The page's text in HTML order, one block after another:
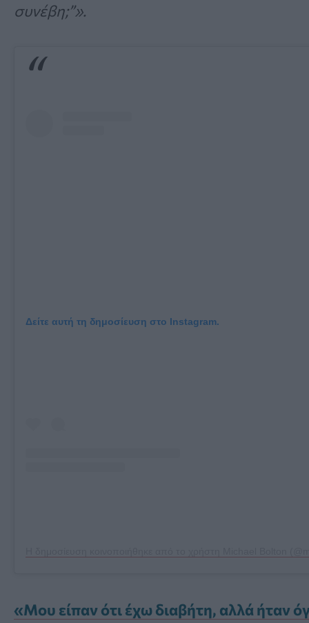
συνέβη;”».
Δείτε αυτή τη δημοσίευση στο Instagram.
«Μου είπαν ότι έχω διαβήτη, αλλά ήταν